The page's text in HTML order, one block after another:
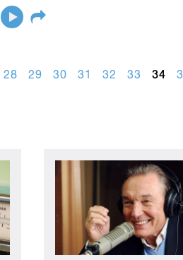
28 29 30 31 32 33 34